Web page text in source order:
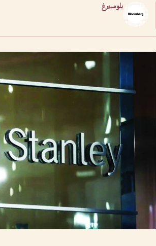
بلومبيرغ